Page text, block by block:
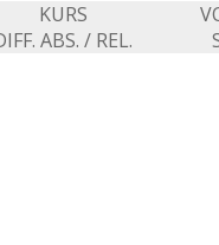
KURS
ABS. / REL.